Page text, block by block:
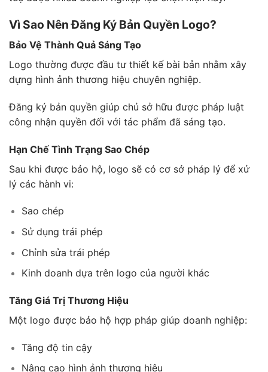
Vì Sao Nên Đăng Ký Bản Quyền Logo?
Bảo Vệ Thành Quả Sáng Tạo
Logo thường được đầu tư thiết kế bài bản nhằm xây
dựng hình ảnh thương hiệu chuyên nghiệp.
Đăng ký bản quyền giúp chủ sở hữu được pháp luật
công nhận quyền đối với tác phẩm đã sáng tạo.
Hạn Chế Tình Trạng Sao Chép
Sau khi được bảo hộ, logo sẽ có cơ sở pháp lý để xử
lý các hành vi:
Sao chép
Sử dụng trái phép
Chỉnh sửa trái phép
Kinh doanh dựa trên logo của người khác
Tăng Giá Trị Thương Hiệu
Một logo được bảo hộ hợp pháp giúp doanh nghiệp:
Tăng độ tin cậy
Nâng cao hình ảnh thương hiệu